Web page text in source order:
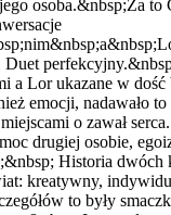
osoba.&nbsp;Za
Duet
a Lor ukazane w
emocji, nadawało
o zawał
drugiej osobie,
Historia dwóch
kreatywny,
to były